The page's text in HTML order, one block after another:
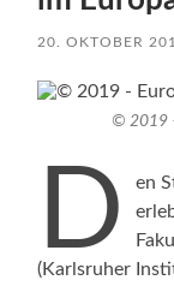
20. OKTOBER
© 2019
D
en
(Karlsruher